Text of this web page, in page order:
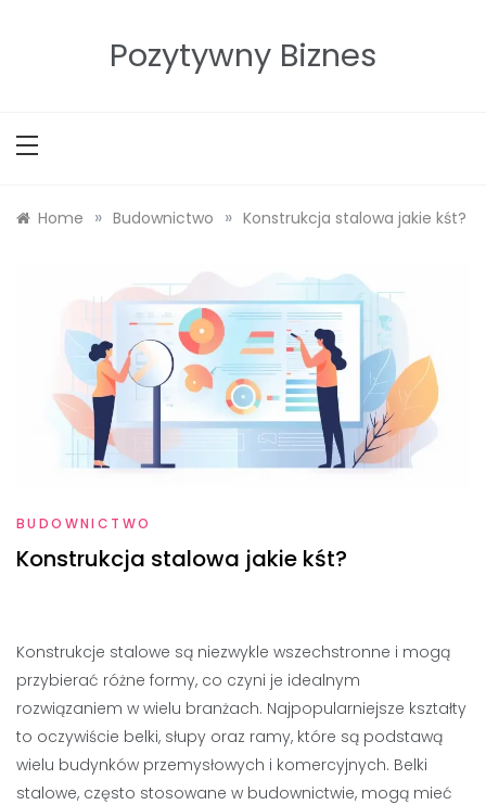
Pozytywny Biznes
Home » Budownictwo » Konstrukcja stalowa jakie kśt?
BUDOWNICTWO
Konstrukcja stalowa jakie kśt?
Konstrukcje stalowe są niezwykle wszechstronne i mogą
przybierać różne formy, co czyni je idealnym
rozwiązaniem w wielu branżach. Najpopularniejsze kształty
to oczywiście belki, słupy oraz ramy, które są podstawą
wielu budynków przemysłowych i komercyjnych. Belki
stalowe, często stosowane w budownictwie, mogą mieć